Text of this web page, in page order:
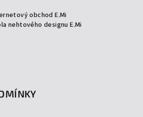
obchod E.Mi
nehtového designu E.Mi